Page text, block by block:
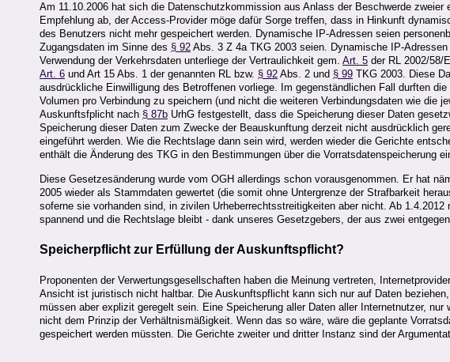
Am 11.10.2006 hat sich die Datenschutzkommission aus Anlass der Beschwerde
Empfehlung ab, der Access-Provider möge dafür Sorge treffen, dass in Hinkunft
des Benutzers nicht mehr gespeichert werden. Dynamische IP-Adressen seien
Zugangsdaten im Sinne des § 92 Abs. 3 Z 4a TKG 2003 seien. Dynamische IP-
Verwendung der Verkehrsdaten unterliege der Vertraulichkeit gem. Art. 5 der RL 2002/58/
Art. 6 und Art 15 Abs. 1 der genannten RL bzw. § 92 Abs. 2 und § 99 TKG 2003. Diese
ausdrückliche Einwilligung des Betroffenen vorliege. Im gegenständlichen Fall durften
Volumen pro Verbindung zu speichern (und nicht die weiteren Verbindungsdaten wie die
Auskunftsfplicht nach § 87b UrhG festgestellt, dass die Speicherung dieser Daten
Speicherung dieser Daten zum Zwecke der Beauskunftung derzeit nicht ausdrücklich
eingeführt werden. Wie die Rechtslage dann sein wird, werden wieder die Gerichte
enthält die Änderung des TKG in den Bestimmungen über die Vorratsdatenspeicherung
Diese Gesetzesänderung wurde vom OGH allerdings schon vorausgenommen. Er hat
2005 wieder als Stammdaten gewertet (die somit ohne Untergrenze der Strafbarkeit
soferne sie vorhanden sind, in zivilen Urheberrechtsstreitigkeiten aber nicht. Ab
spannend und die Rechtslage bleibt - dank unseres Gesetzgebers, der aus zwei
Speicherpflicht zur Erfüllung der Auskunftspflicht?
Proponenten der Verwertungsgesellschaften haben die Meinung vertreten,
Ansicht ist juristisch nicht haltbar. Die Auskunftspflicht kann sich nur auf Daten
müssen aber explizit geregelt sein. Eine Speicherung aller Daten aller Internetnutzer,
nicht dem Prinzip der Verhältnismäßigkeit. Wenn das so wäre, wäre die geplante
gespeichert werden müssten. Die Gerichte zweiter und dritter Instanz sind der